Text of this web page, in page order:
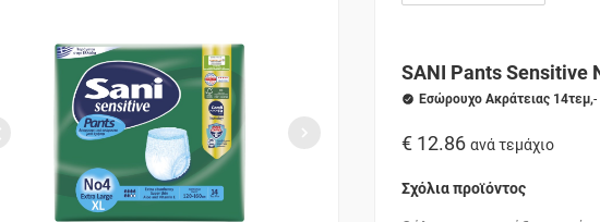
SANI Pants Sensitive
Εσώρουχο Ακράτειας 14τεμ,-
€ 12.86 ανά τεμάχιο
Σχόλια προϊόντος